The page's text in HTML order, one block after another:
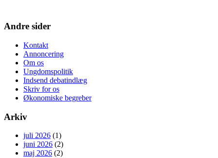
Andre sider
Kontakt
Annoncering
Om os
Ungdomspolitik
Indsend debatindlæg
Skriv for os
Økonomiske begreber
Arkiv
juli 2026 (1)
juni 2026 (2)
maj 2026 (2)